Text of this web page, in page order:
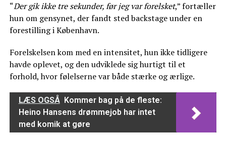
“Der gik ikke tre sekunder, før jeg var forelsket,” fortæller
hun om gensynet, der fandt sted backstage under en
forestilling i København.
Forelskelsen kom med en intensitet, hun ikke tidligere
havde oplevet, og den udviklede sig hurtigt til et
forhold, hvor følelserne var både stærke og ærlige.
LÆS OGSÅ Kommer bag på de fleste:
Heino Hansens drømmejob har intet
med komik at gøre